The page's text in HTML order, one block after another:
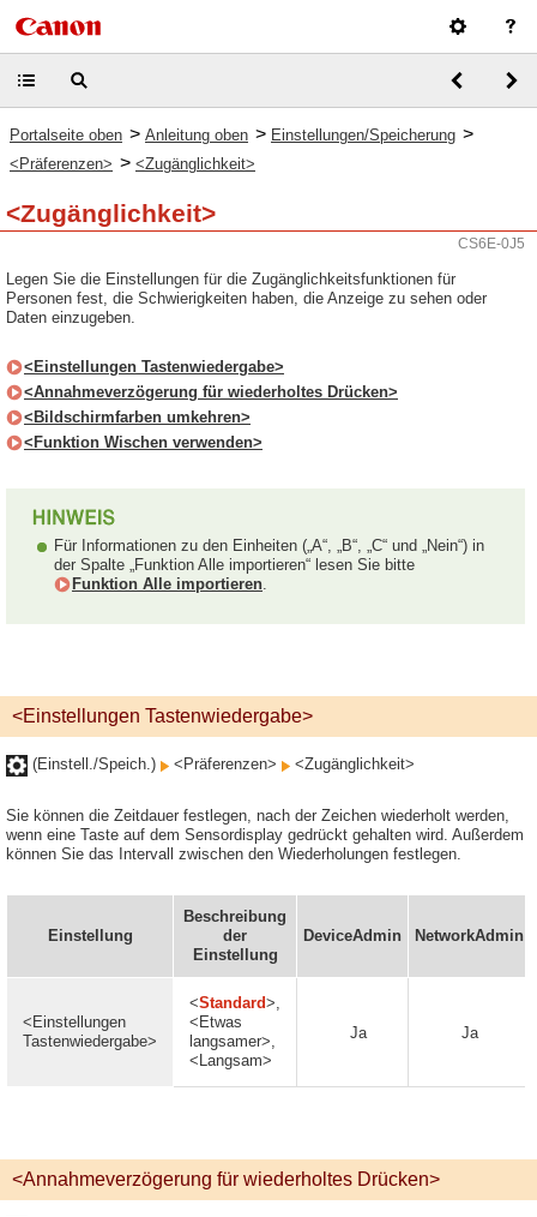
Portalseite oben > Anleitung oben > Einstellungen/Speicherung >
<Präferenzen> > <Zugänglichkeit>
<Zugänglichkeit>
CS6E-0J5
Legen Sie die Einstellungen für die Zugänglichkeitsfunktionen für
Personen fest, die Schwierigkeiten haben, die Anzeige zu sehen oder
Daten einzugeben.
<Einstellungen Tastenwiedergabe>
<Annahmeverzögerung für wiederholtes Drücken>
<Bildschirmfarben umkehren>
<Funktion Wischen verwenden>
Für Informationen zu den Einheiten („A“, „B“, „C“ und „Nein“) in
der Spalte „Funktion Alle importieren“ lesen Sie bitte
Funktion Alle importieren.
<Einstellungen Tastenwiedergabe>
(Einstell./Speich.) <Präferenzen> <Zugänglichkeit>
Sie können die Zeitdauer festlegen, nach der Zeichen wiederholt werden,
wenn eine Taste auf dem Sensordisplay gedrückt gehalten wird. Außerdem
können Sie das Intervall zwischen den Wiederholungen festlegen.
Einstellung
Beschreibung
der
Einstellung
DeviceAdmin NetworkAdmin
<Einstellungen
Tastenwiedergabe>
<Standard>,
<Etwas
langsamer>,
<Langsam>
Ja Ja
<Annahmeverzögerung für wiederholtes Drücken>